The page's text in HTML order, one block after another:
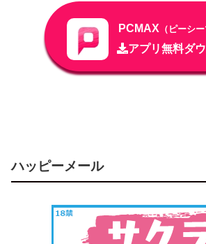
PCMAX （ピーシ
アプリ無料ダ
ハッピーメール